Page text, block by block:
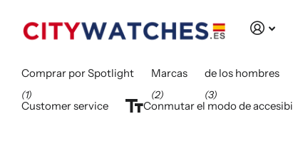
Comprar por Spotlight
(1)
Marcas
(2)
de los hombres
(3)
Customer service Conmutar el modo de